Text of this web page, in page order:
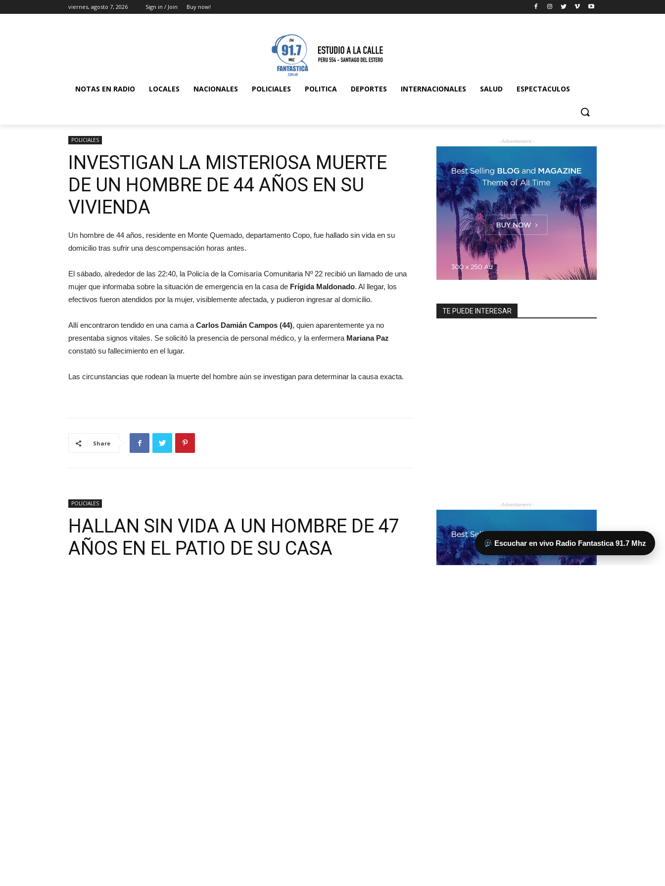
Escuchar en vivo Radio Fantastica 91.7 Mhz
viernes, agosto 7, 2026 Sign in / Join Buy now!
NOTAS EN RADIO LOCALES NACIONALES POLICIALES POLITICA DEPORTES INTERNACIONALES SALUD ESPECTACULOS
POLICIALES
INVESTIGAN LA MISTERIOSA MUERTE
DE UN HOMBRE DE 44 AÑOS EN SU
VIVIENDA
Un hombre de 44 años, residente en Monte Quemado, departamento Copo, fue hallado sin vida en su
domicilio tras sufrir una descompensación horas antes.
El sábado, alrededor de las 22:40, la Policía de la Comisaría Comunitaria Nº 22 recibió un llamado de una
mujer que informaba sobre la situación de emergencia en la casa de Frígida Maldonado. Al llegar, los
efectivos fueron atendidos por la mujer, visiblemente afectada, y pudieron ingresar al domicilio.
Allí encontraron tendido en una cama a Carlos Damián Campos (44), quien aparentemente ya no
presentaba signos vitales. Se solicitó la presencia de personal médico, y la enfermera Mariana Paz
constató su fallecimiento en el lugar.
Las circunstancias que rodean la muerte del hombre aún se investigan para determinar la causa exacta.
Share
- Advertisment -
TE PUEDE INTERESAR